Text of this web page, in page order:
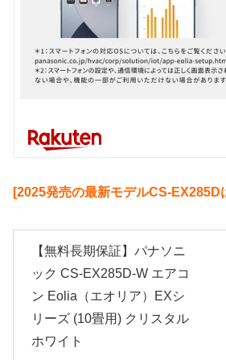
[2025発売の最新モデルCS-EX285D
【無料長期保証】パナソニ
ック CS-EX285D-W エアコ
ン Eolia（エオリア）EXシ
リーズ (10畳用) クリスタル
ホワイト